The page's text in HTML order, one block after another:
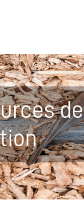
de